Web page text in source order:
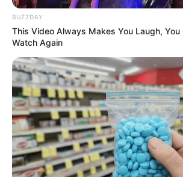
Banane liegt in seiner vielfältigen
Verwendbarkeit. Während wir
auf das saftige Innere der Frucht
Spitze der Banane tatsächlich
Nährstoffen ist. Sie ist
Vitaminen und Mineralien, die
gesundheitlichen Vorteilen bieten.
Ein bemerkenswertes Merkmal
Banane ist sein hoher
Ballaststoffe sind entscheidend
BUZZDAY
This Video Always Makes You Laugh, You
Watch Again